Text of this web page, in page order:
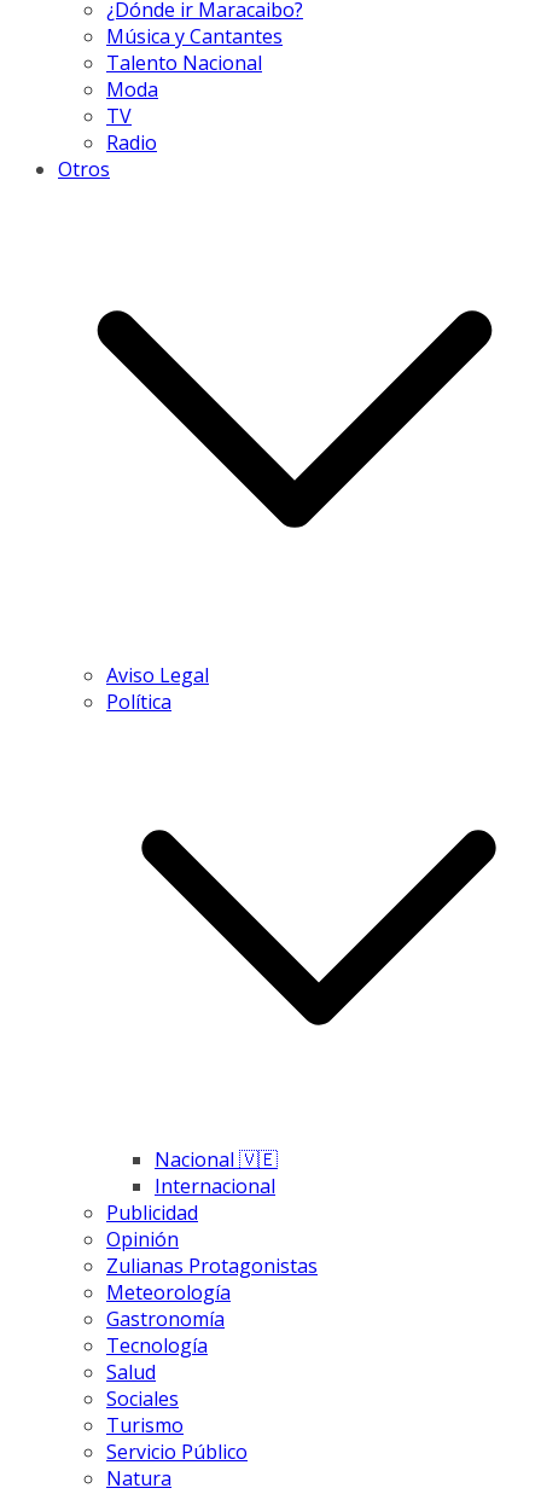
¿Dónde ir Maracaibo?
Música y Cantantes
Talento Nacional
Moda
TV
Radio
Otros
Aviso Legal
Política
Nacional 🇻🇪
Internacional
Publicidad
Opinión
Zulianas Protagonistas
Meteorología
Gastronomía
Tecnología
Salud
Sociales
Turismo
Servicio Público
Natura